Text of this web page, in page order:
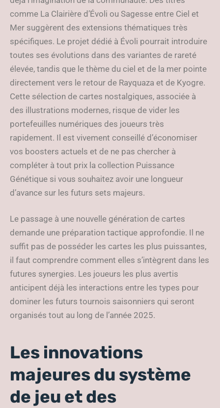
comme La Clairière d’Évoli ou Sagesse entre Ciel et
Mer suggèrent des extensions thématiques très
spécifiques. Le projet dédié à Évoli pourrait introduire
toutes ses évolutions dans des variantes de rareté
élevée, tandis que le thème du ciel et de la mer pointe
directement vers le retour de Rayquaza et de Kyogre.
Cette sélection de cartes nostalgiques, associée à
des illustrations modernes, risque de vider les
portefeuilles numériques des joueurs très
rapidement. Il est vivement conseillé d’économiser
vos boosters actuels et de ne pas chercher à
compléter à tout prix la collection Puissance
Génétique si vous souhaitez avoir une longueur
d’avance sur les futurs sets majeurs.
Le passage à une nouvelle génération de cartes
demande une préparation tactique approfondie. Il ne
suffit pas de posséder les cartes les plus puissantes,
il faut comprendre comment elles s’intègrent dans les
futures synergies. Les joueurs les plus avertis
anticipent déjà les interactions entre les types pour
dominer les futurs tournois saisonniers qui seront
organisés tout au long de l’année 2025.
Les innovations
majeures du système
de jeu et des